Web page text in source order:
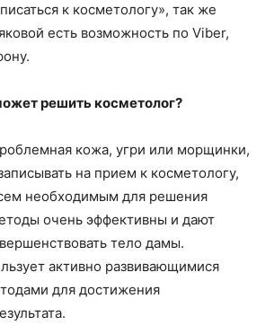
к косметологу», так же
есть возможность по Viber,
решить косметолог?
кожа, угри или морщинки,
на прием к косметологу,
необходимым для решения
очень эффективны и дают
тело дамы.
активно развивающимися
для достижения